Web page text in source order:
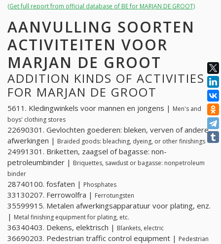
(Get full report from official database of BE for MARJAN DE GROOT)
AANVULLING SOORTEN
ACTIVITEITEN VOOR
MARJAN DE GROOT
ADDITION KINDS OF ACTIVITIES
FOR MARJAN DE GROOT
5611. Kledingwinkels voor mannen en jongens | Men's and
boys' clothing stores
22690301. Gevlochten goederen: bleken, verven of andere
afwerkingen | Braided goods: bleaching, dyeing, or other finishings
24991301. Briketten, zaagsel of bagasse: non-
petroleumbinder | Briquettes, sawdust or bagasse: nonpetroleum
binder
28740100. fosfaten | Phosphates
33130207. Ferrowolfra | Ferrotungsten
35599915. Metalen afwerkingsapparatuur voor plating, enz.
| Metal finishing equipment for plating, etc.
36340403. Dekens, elektrisch | Blankets, electric
36690203. Pedestrian traffic control equipment | Pedestrian